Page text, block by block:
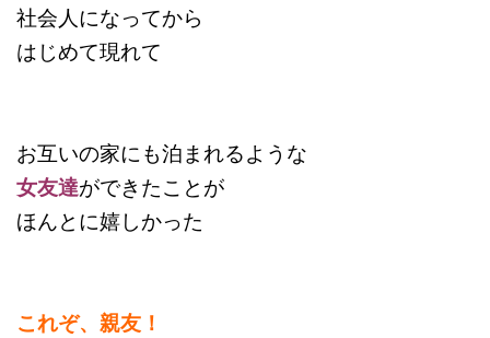
社会人になってから
はじめて現れて
お互いの家にも泊まれるような
女友達ができたことが
ほんとに嬉しかった
これぞ、親友！